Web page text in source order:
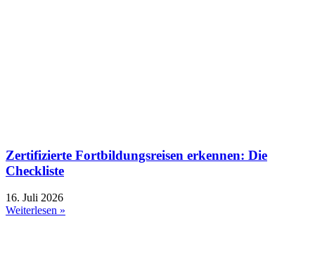
Zertifizierte Fortbildungsreisen erkennen: Die
Checkliste
16. Juli 2026
Weiterlesen »